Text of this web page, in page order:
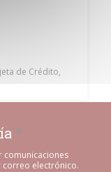
de Crédito,
*
comunicaciones
electrónico.